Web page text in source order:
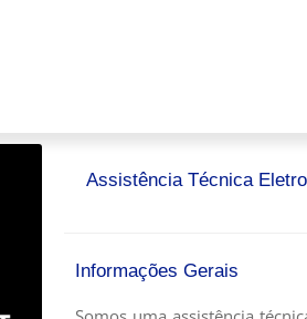
Assistência Técnica
Informações Gerais